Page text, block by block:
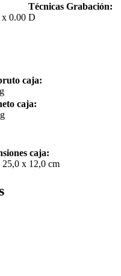
x 0.00
Técnicas Grabación:
D
caja:
caja:
caja:
25,0 x 12,0 cm